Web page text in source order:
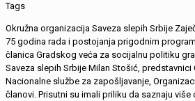
Tags
Okružna organizacija Saveza slepih Srbije
75 godina rada i postojanja prigodnim
članica Gradskog veća za socijalnu politiku
Saveza slepih Srbije Milan Stošić, predstavnici
Nacionalne službe za zapošljavanje,
članovi. Prisutni su imali priliku da saznaju